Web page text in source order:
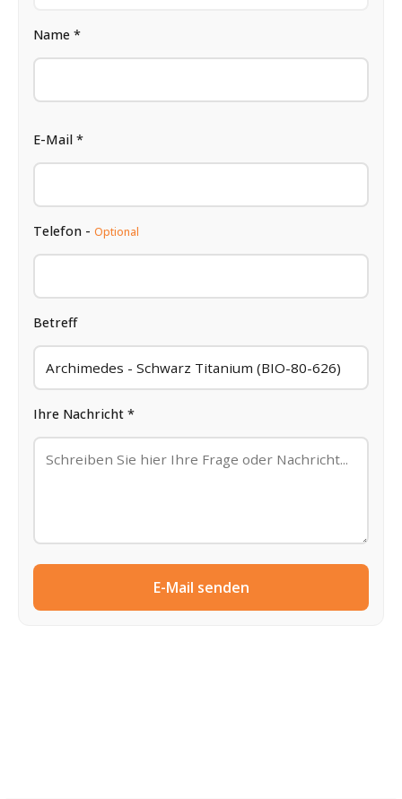
Name *
E-Mail *
Telefon - Optional
Betreff
Ihre Nachricht *
E-Mail senden